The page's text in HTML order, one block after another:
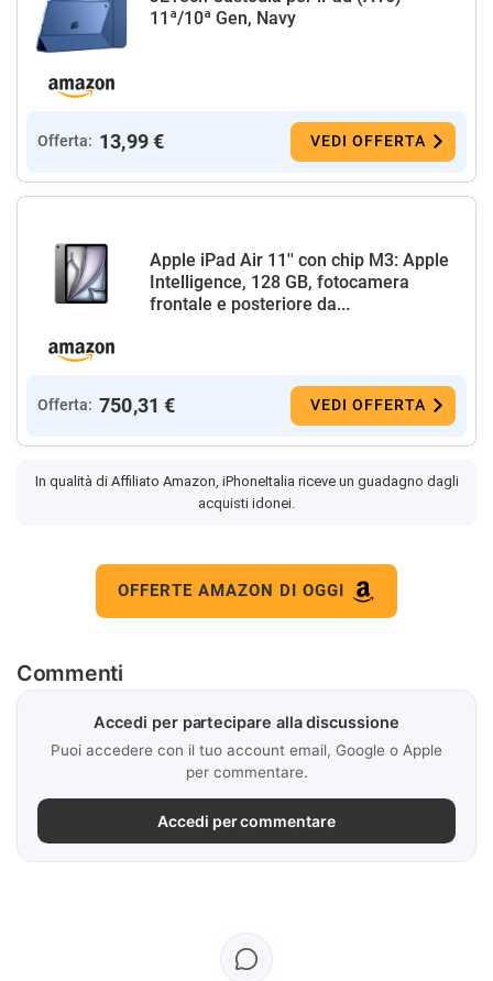
11ª/10ª Gen, Navy
Offerta: 13,99 € VEDI OFFERTA
Apple iPad Air 11'' con chip M3: Apple
Intelligence, 128 GB, fotocamera
frontale e posteriore da...
Offerta: 750,31 € VEDI OFFERTA
In qualità di Affiliato Amazon, iPhoneItalia riceve un guadagno dagli
acquisti idonei.
OFFERTE AMAZON DI OGGI
Commenti
Accedi per partecipare alla discussione
Puoi accedere con il tuo account email, Google o Apple
per commentare.
Accedi per commentare